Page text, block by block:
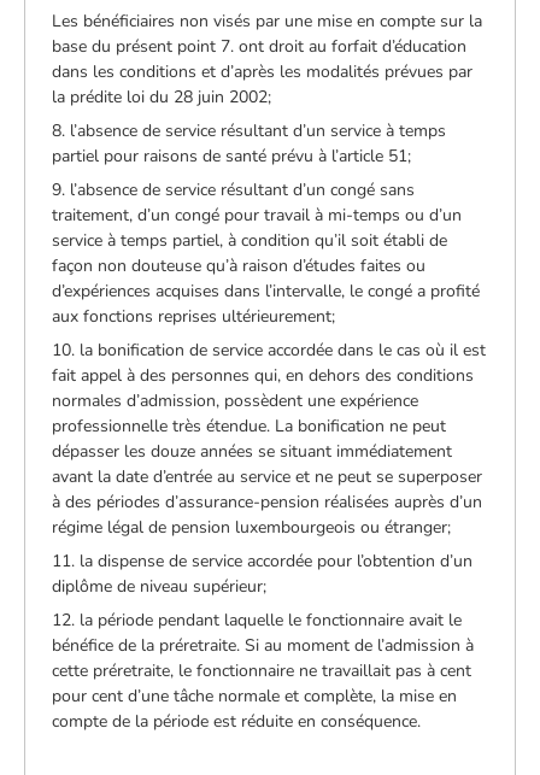
Les bénéficiaires non visés par une mise en compte sur la
base du présent point 7. ont droit au forfait d’éducation
dans les conditions et d’après les modalités prévues par
la prédite loi du 28 juin 2002;
8. l’absence de service résultant d’un service à temps
partiel pour raisons de santé prévu à l’article 51;
9. l’absence de service résultant d’un congé sans
traitement, d’un congé pour travail à mi-temps ou d’un
service à temps partiel, à condition qu’il soit établi de
façon non douteuse qu’à raison d’études faites ou
d’expériences acquises dans l’intervalle, le congé a profité
aux fonctions reprises ultérieurement;
10. la bonification de service accordée dans le cas où il est
fait appel à des personnes qui, en dehors des conditions
normales d’admission, possèdent une expérience
professionnelle très étendue. La bonification ne peut
dépasser les douze années se situant immédiatement
avant la date d’entrée au service et ne peut se superposer
à des périodes d’assurance-pension réalisées auprès d’un
régime légal de pension luxembourgeois ou étranger;
11. la dispense de service accordée pour l’obtention d’un
diplôme de niveau supérieur;
12. la période pendant laquelle le fonctionnaire avait le
bénéfice de la préretraite. Si au moment de l’admission à
cette préretraite, le fonctionnaire ne travaillait pas à cent
pour cent d’une tâche normale et complète, la mise en
compte de la période est réduite en conséquence.